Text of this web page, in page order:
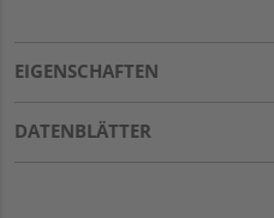
EIGENSCHAFTEN
DATENBLÄTTER